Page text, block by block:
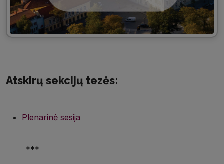
Atskirų sekcijų tezės:
Plenarinė sesija
***